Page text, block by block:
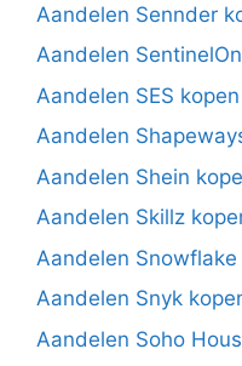
Aandelen Sennder
Aandelen
Aandelen SES kopen
Aandelen
Aandelen Shein
Aandelen Skillz
Aandelen Snowflake
Aandelen Snyk
Aandelen Soho